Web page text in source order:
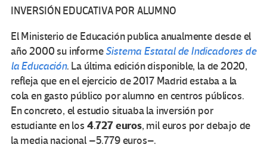
INVERSIÓN EDUCATIVA POR ALUMNO
El Ministerio de Educación publica anualmente desde el
año 2000 su informeSistema Estatal de Indicadores de
la Educación. La última edición disponible, la de 2020,
refleja que en el ejercicio de 2017 Madrid estaba a la
cola en gasto público por alumno en centros públicos.
En concreto, el estudio situaba la inversión por
estudiante en los 4.727 euros, mil euros por debajo de
la media nacional –5.779 euros–.